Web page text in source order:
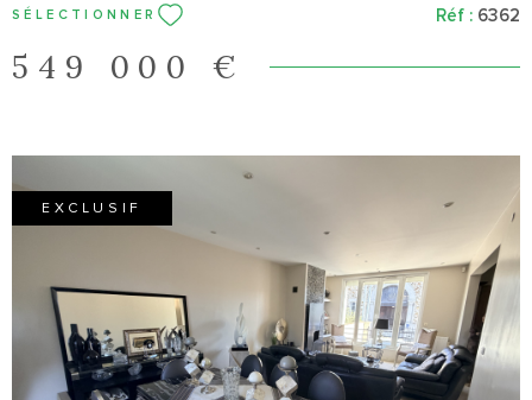
SÉLECTIONNER Réf : 6362
549 000 €
EXCLUSIF
VOIR LE BIEN